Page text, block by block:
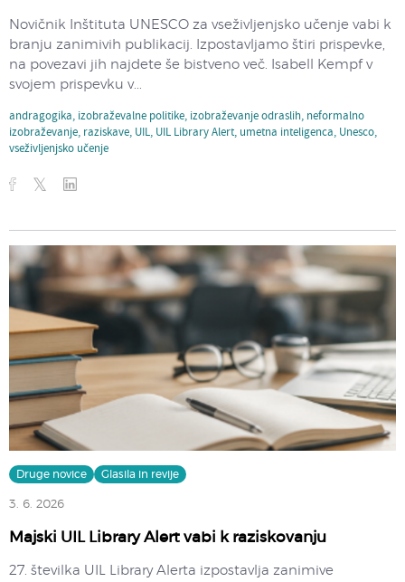
Novičnik Inštituta UNESCO za vseživljenjsko učenje vabi k
branju zanimivih publikacij. Izpostavljamo štiri prispevke,
na povezavi jih najdete še bistveno več. Isabell Kempf v
svojem prispevku v...
andragogika, izobraževalne politike, izobraževanje odraslih, neformalno
izobraževanje, raziskave, UIL, UIL Library Alert, umetna inteligenca, Unesco,
vseživljenjsko učenje
Druge novice Glasila in revije
3. 6. 2026
Majski UIL Library Alert vabi k raziskovanju
27. številka UIL Library Alerta izpostavlja zanimive